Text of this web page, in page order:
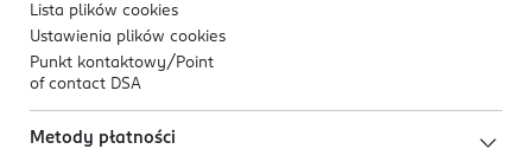
Lista plików cookies
Ustawienia plików cookies
Punkt kontaktowy/ Point
of contact DSA
Metody płatności